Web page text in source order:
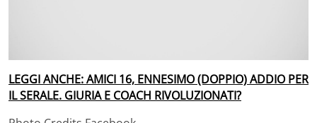
LEGGI ANCHE: AMICI 16, ENNESIMO (DOPPIO) ADDIO PER
IL SERALE. GIURIA E COACH RIVOLUZIONATI?